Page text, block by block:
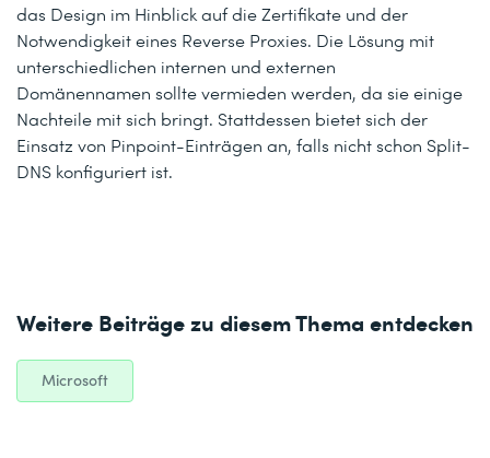
das Design im Hinblick auf die Zertifikate und der
Notwendigkeit eines Reverse Proxies. Die Lösung mit
unterschiedlichen internen und externen
Domänennamen sollte vermieden werden, da sie einige
Nachteile mit sich bringt. Stattdessen bietet sich der
Einsatz von Pinpoint-Einträgen an, falls nicht schon Split-
DNS konfiguriert ist.
Weitere Beiträge zu diesem Thema entdecken
Microsoft